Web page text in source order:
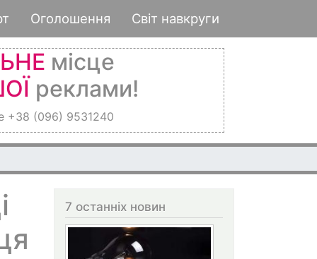
Оголошення Світ навкруги
місце
реклами!
+38 (096) 9531240
7 останніх новин